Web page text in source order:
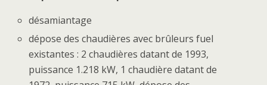
désamiantage
dépose des chaudières avec brûleurs fuel
existantes : 2 chaudières datant de 1993,
puissance 1.218 kW, 1 chaudière datant de